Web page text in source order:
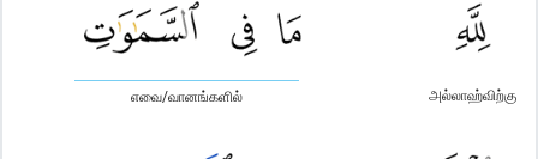
அல்லாஹ்விற்கு
எவை/வானங்களில்